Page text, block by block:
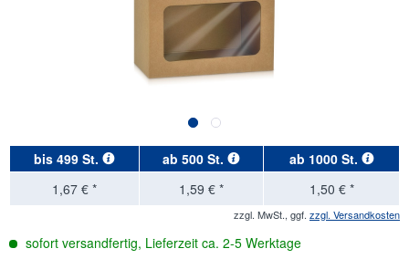
bis 499 St. ab 500 St. ab 1000 St.
1,67 € *
1,59 € * 1,50 € *
zzgl. MwSt., ggf. zzgl. Versandkosten
sofort versandfertig, Lieferzeit ca. 2-5 Werktage